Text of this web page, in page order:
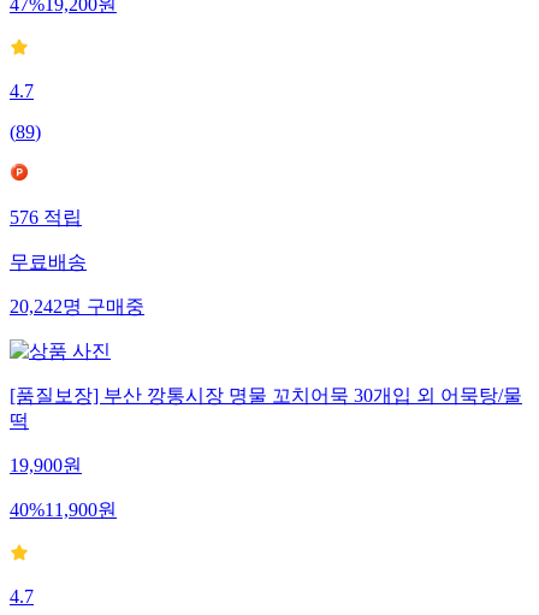
47%19,200원
4.7
(89)
576적립
무료배송
20,242명구매중
[품질보장] 부산 깡통시장 명물 꼬치어묵 30개입 외 어묵탕/물
떡
19,900원
40%11,900원
4.7